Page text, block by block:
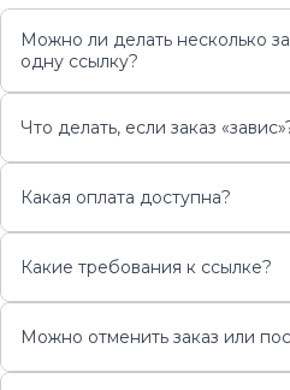
Можно ли делать несколько
одну ссылку?
Что делать, если заказ
Какая оплата доступна?
Какие требования к ссылке?
Можно отменить заказ или